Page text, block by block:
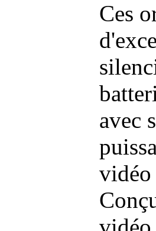
Ces
avec
vidéo